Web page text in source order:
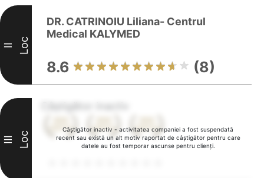
II Loc
DR. CATRINOIU Liliana- Centrul
Medical KALYMED
8.6 (8)
Câștigător inactiv - activitatea companiei a fost suspendată
recent sau există un alt motiv raportat de câștigător pentru care
datele au fost temporar ascunse pentru clienți.
III Loc